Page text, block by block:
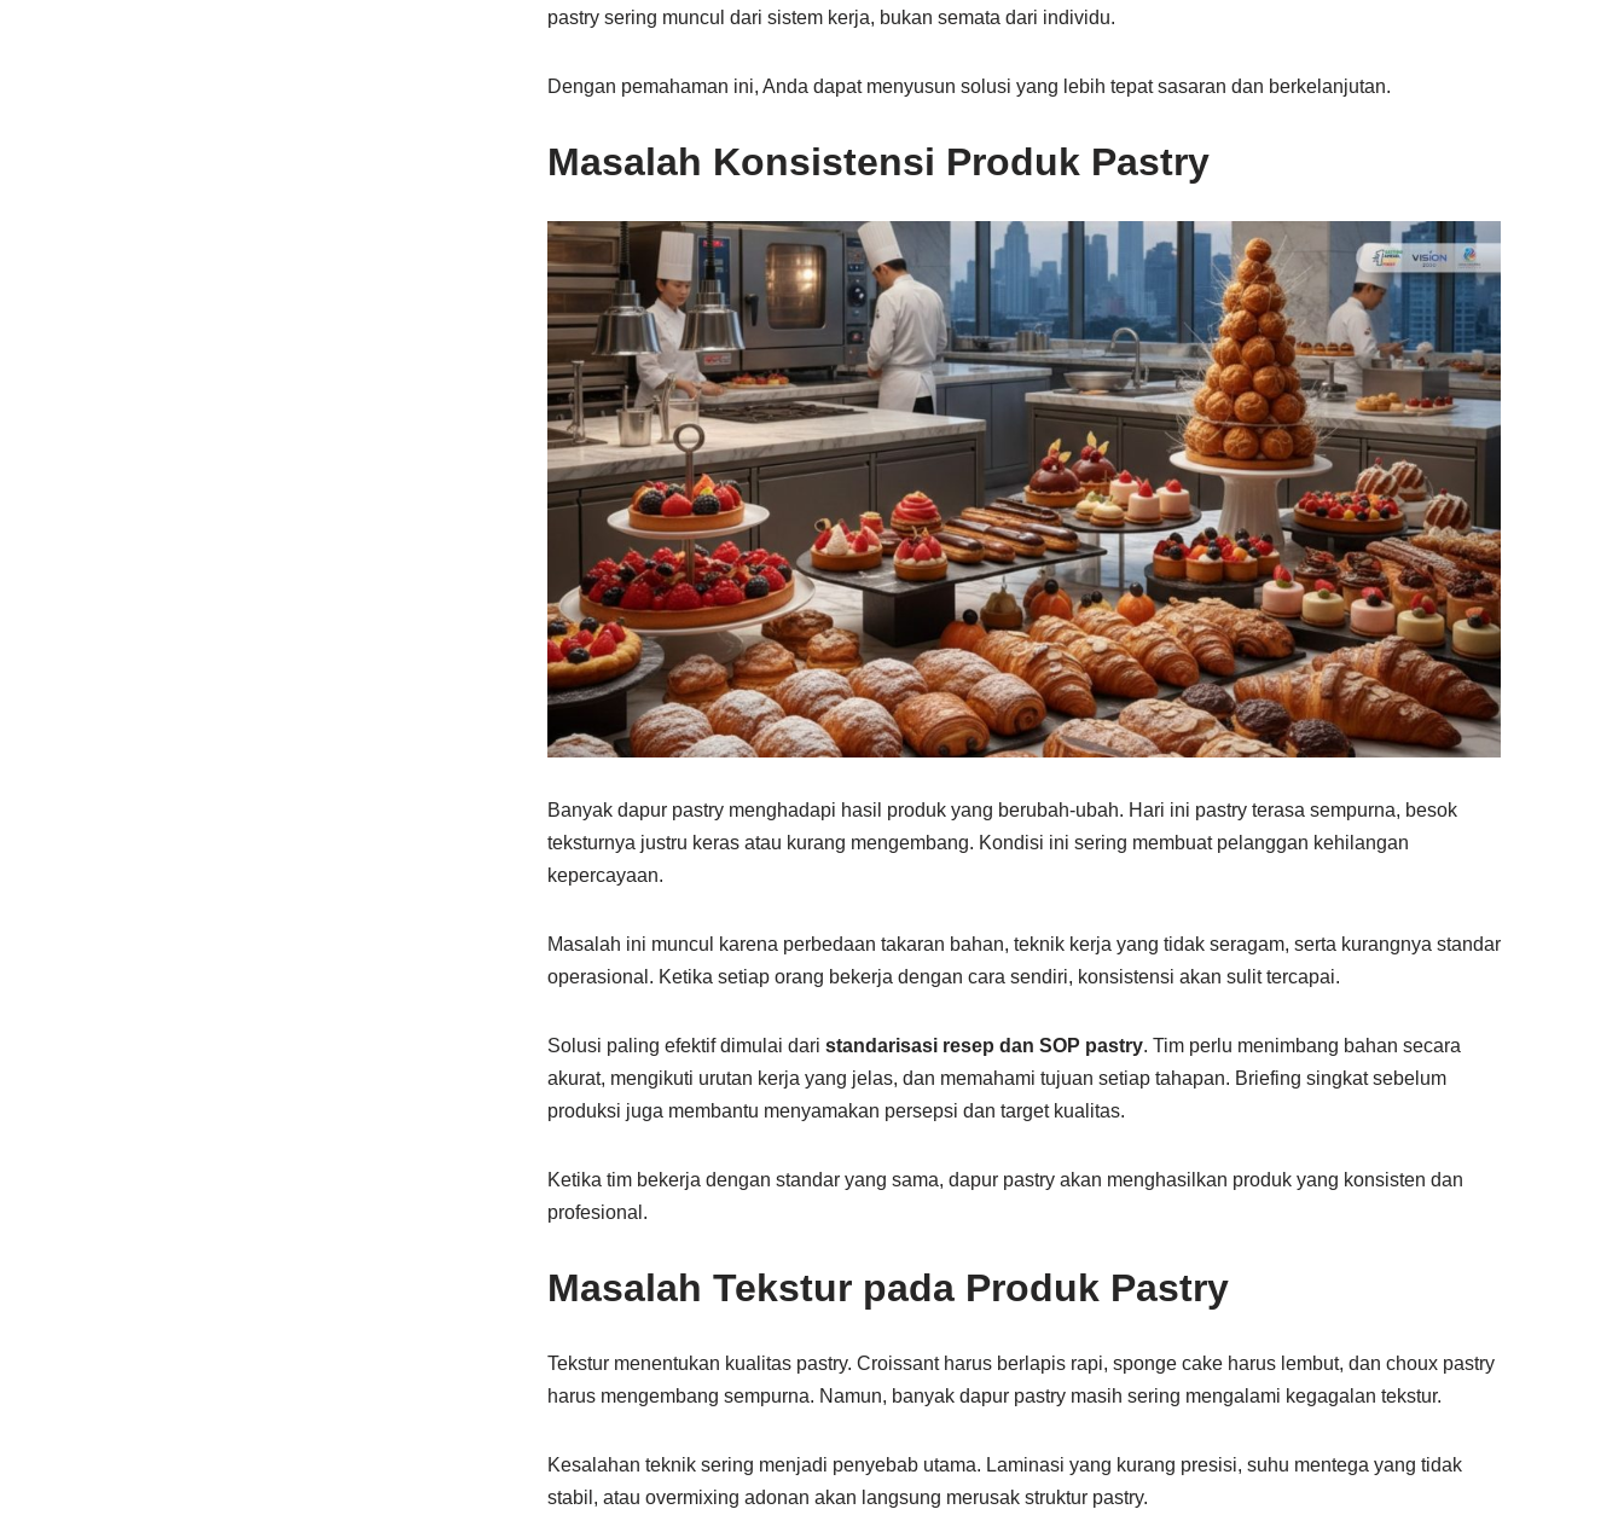
pastry sering muncul dari sistem kerja, bukan semata dari individu.
Dengan pemahaman ini, Anda dapat menyusun solusi yang lebih tepat sasaran dan berkelanjutan.
Masalah Konsistensi Produk Pastry
Banyak dapur pastry menghadapi hasil produk yang berubah-ubah. Hari ini pastry terasa sempurna, besok
teksturnya justru keras atau kurang mengembang. Kondisi ini sering membuat pelanggan kehilangan
kepercayaan.
Masalah ini muncul karena perbedaan takaran bahan, teknik kerja yang tidak seragam, serta kurangnya standar
operasional. Ketika setiap orang bekerja dengan cara sendiri, konsistensi akan sulit tercapai.
Solusi paling efektif dimulai dari standarisasi resep dan SOP pastry. Tim perlu menimbang bahan secara
akurat, mengikuti urutan kerja yang jelas, dan memahami tujuan setiap tahapan. Briefing singkat sebelum
produksi juga membantu menyamakan persepsi dan target kualitas.
Ketika tim bekerja dengan standar yang sama, dapur pastry akan menghasilkan produk yang konsisten dan
profesional.
Masalah Tekstur pada Produk Pastry
Tekstur menentukan kualitas pastry. Croissant harus berlapis rapi, sponge cake harus lembut, dan choux pastry
harus mengembang sempurna. Namun, banyak dapur pastry masih sering mengalami kegagalan tekstur.
Kesalahan teknik sering menjadi penyebab utama. Laminasi yang kurang presisi, suhu mentega yang tidak
stabil, atau overmixing adonan akan langsung merusak struktur pastry.